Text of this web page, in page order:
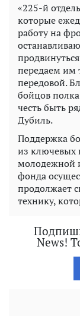
«225-й
которые
работу на
передаем им
передовой.
бойцов полка
честь быть
Дубиль.
Поддержка
из ключевых
молодежной
фонда
продолжает
технику,
News!